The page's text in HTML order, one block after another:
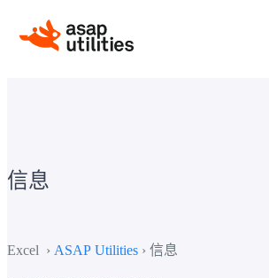
信息
Excel › ASAP Utilities › 信息